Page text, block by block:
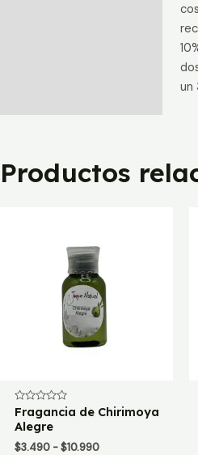
un
Productos
Valorado
con
0
5
Fragancia de Chirimoya
Alegre
$3.490 - $10.990Rango